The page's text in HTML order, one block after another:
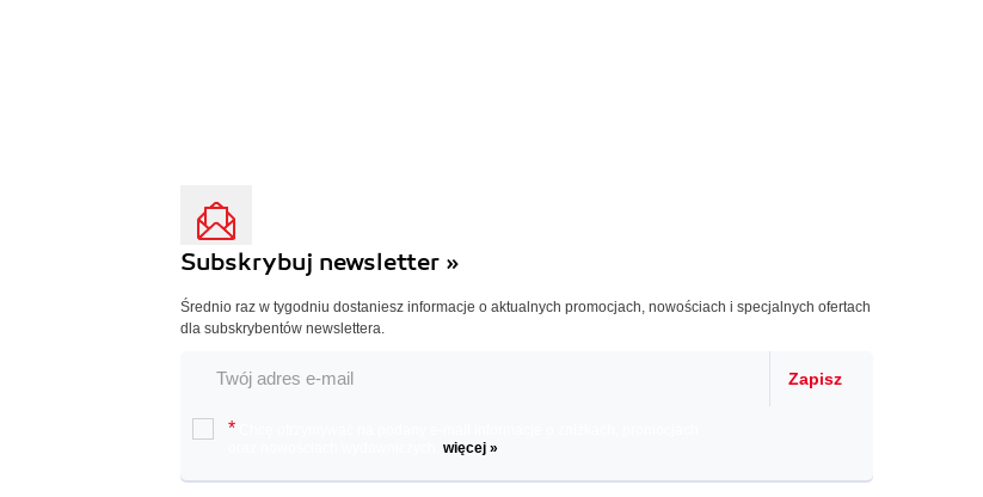
Subskrybuj newsletter »
Średnio raz w tygodniu dostaniesz informacje o aktualnych promocjach, nowościach i specjalnych ofertach
dla subskrybentów newslettera.
Zapisz
*
więcej »